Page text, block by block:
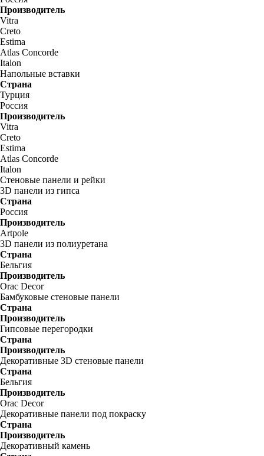
Производитель
Vitra
Creto
Estima
Atlas Concorde
Italon
Напольные вставки
Страна
Турция
Россия
Производитель
Vitra
Creto
Estima
Atlas Concorde
Italon
Стеновые панели и рейки
3D панели из гипса
Страна
Россия
Производитель
Artpole
3D панели из полиуретана
Страна
Бельгия
Производитель
Orac Decor
Бамбуковые стеновые панели
Страна
Производитель
Гипсовые перегородки
Страна
Производитель
Декоративные 3D стеновые панели
Страна
Бельгия
Производитель
Orac Decor
Декоративные панели под покраску
Страна
Производитель
Декоративный камень